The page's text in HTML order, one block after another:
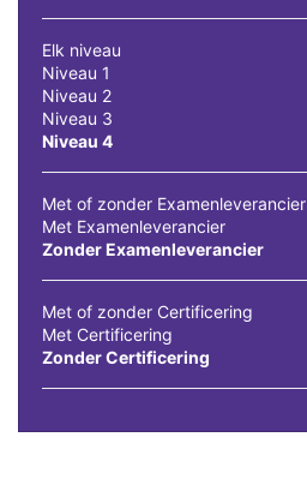
Elk niveau
Niveau 1
Niveau 2
Niveau 3
Niveau 4
Met of zonder Examenleverancier
Met Examenleverancier
Zonder Examenleverancier
Met of zonder Certificering
Met Certificering
Zonder Certificering